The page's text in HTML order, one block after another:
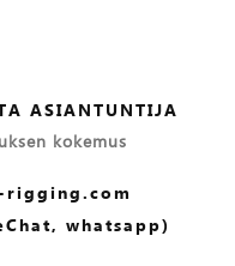
ASIANTUNTIJA
kokemus
rigging.com
whatsapp)